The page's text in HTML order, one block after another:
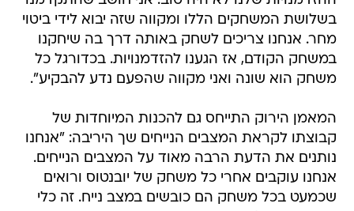
בשלושת המשחקים הללו ומקווה שזה יבוא לידי ביטוי
מחר. אנחנו צריכים לשחק באותה דרך בה שיחקנו
במשחק הקודם, אז הגענו להזדמנויות. בכדורגל כל
משחק הוא שונה ואני מקווה שהפעם נדע להבקיע".
המאמן הירוק התייחס גם להכנות המיוחדות של
קבוצתו לקראת המצבים הנייחים שך היריבה: "אנחנו
נותנים את הדעת הרבה מאוד על המצבים הנייחים.
אנחנו עוקבים אחרי כל משחק של יובנטוס ורואים
שכמעט בכל משחק הם כובשים במצב נייח. זה כלי